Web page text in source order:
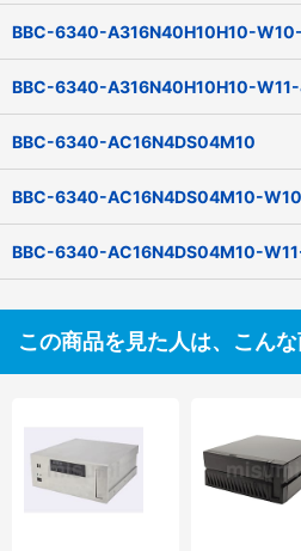
BBC-6340-A316N40H10H10-
BBC-6340-A316N40H10H10-
BBC-6340-AC16N4DS04M10
BBC-6340-AC16N4DS04M10-
BBC-6340-AC16N4DS04M10-
この商品を見た人は、こん